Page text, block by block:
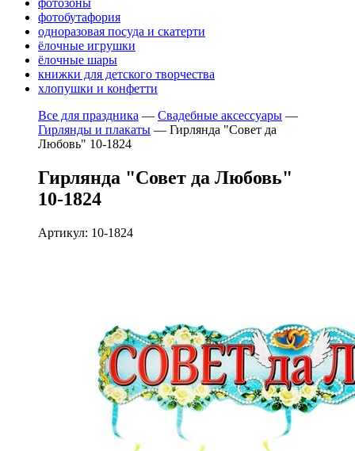
фотозоны
фотобутафория
одноразовая посуда и скатерти
ёлочные игрушки
ёлочные шары
книжки для детского творчества
хлопушки и конфетти
Все для праздника — Свадебные аксессуары —
Гирлянды и плакаты — Гирлянда "Совет да
Любовь" 10-1824
Гирлянда "Совет да Любовь"
10-1824
Артикул: 10-1824